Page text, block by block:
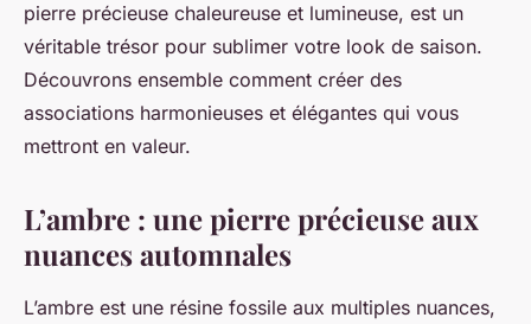
pierre précieuse chaleureuse et lumineuse, est un
véritable trésor pour sublimer votre look de saison.
Découvrons ensemble comment créer des
associations harmonieuses et élégantes qui vous
mettront en valeur.
L’ambre : une pierre précieuse aux
nuances automnales
L’ambre est une résine fossile aux multiples nuances,